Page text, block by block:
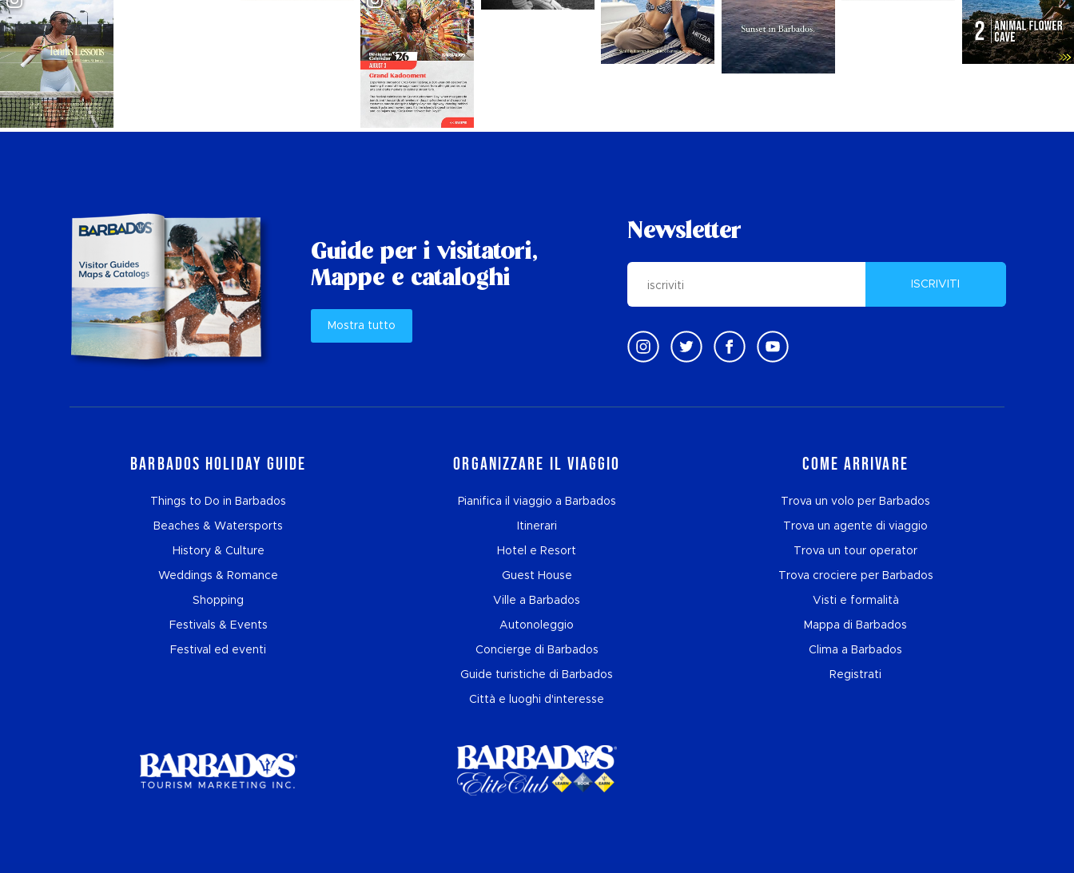
Guide per i visitatori,
Mappe e cataloghi
Mostra tutto
Newsletter
ISCRIVITI
Barbados Holiday Guide
Things to Do in Barbados
Beaches & Watersports
History & Culture
Weddings & Romance
Shopping
Festivals & Events
Festival ed eventi
Organizzare il viaggio
Pianifica il viaggio a Barbados
Itinerari
Hotel e Resort
Guest House
Ville a Barbados
Autonoleggio
Concierge di Barbados
Guide turistiche di Barbados
Città e luoghi d'interesse
Come arrivare
Trova un volo per Barbados
Trova un agente di viaggio
Trova un tour operator
Trova crociere per Barbados
Visti e formalità
Mappa di Barbados
Clima a Barbados
Registrati